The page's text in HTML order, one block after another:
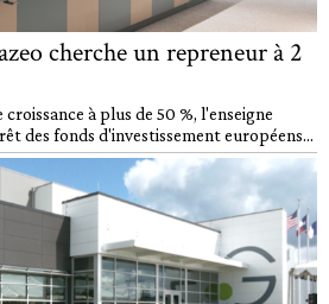
cherche un repreneur à 2
à plus de 50 %, l'enseigne
des fonds d'investissement européens...